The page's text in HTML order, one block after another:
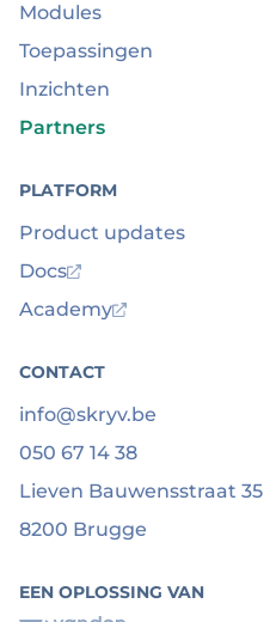
Modules
Toepassingen
Inzichten
Partners
PLATFORM
Product updates
Docs
Academy
CONTACT
info@skryv.be
050 67 14 38
Lieven Bauwensstraat 35
8200 Brugge
EEN OPLOSSING VAN